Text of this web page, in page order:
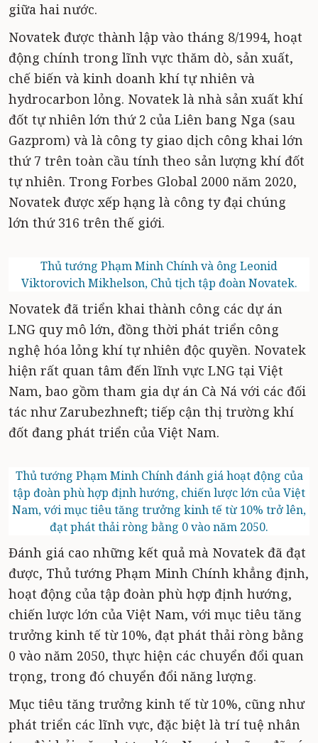
giữa hai nước.
Novatek được thành lập vào tháng 8/1994, hoạt
động chính trong lĩnh vực thăm dò, sản xuất,
chế biến và kinh doanh khí tự nhiên và
hydrocarbon lỏng. Novatek là nhà sản xuất khí
đốt tự nhiên lớn thứ 2 của Liên bang Nga (sau
Gazprom) và là công ty giao dịch công khai lớn
thứ 7 trên toàn cầu tính theo sản lượng khí đốt
tự nhiên. Trong Forbes Global 2000 năm 2020,
Novatek được xếp hạng là công ty đại chúng
lớn thứ 316 trên thế giới.
Thủ tướng Phạm Minh Chính và ông Leonid
Viktorovich Mikhelson, Chủ tịch tập đoàn Novatek.
Novatek đã triển khai thành công các dự án
LNG quy mô lớn, đồng thời phát triển công
nghệ hóa lỏng khí tự nhiên độc quyền. Novatek
hiện rất quan tâm đến lĩnh vực LNG tại Việt
Nam, bao gồm tham gia dự án Cà Ná với các đối
tác như Zarubezhneft; tiếp cận thị trường khí
đốt đang phát triển của Việt Nam.
Thủ tướng Phạm Minh Chính đánh giá hoạt động của
tập đoàn phù hợp định hướng, chiến lược lớn của Việt
Nam, với mục tiêu tăng trưởng kinh tế từ 10% trở lên,
đạt phát thải ròng bằng 0 vào năm 2050.
Đánh giá cao những kết quả mà Novatek đã đạt
được, Thủ tướng Phạm Minh Chính khẳng định,
hoạt động của tập đoàn phù hợp định hướng,
chiến lược lớn của Việt Nam, với mục tiêu tăng
trưởng kinh tế từ 10%, đạt phát thải ròng bằng
0 vào năm 2050, thực hiện các chuyển đổi quan
trọng, trong đó chuyển đổi năng lượng.
Mục tiêu tăng trưởng kinh tế từ 10%, cũng như
phát triển các lĩnh vực, đặc biệt là trí tuệ nhân